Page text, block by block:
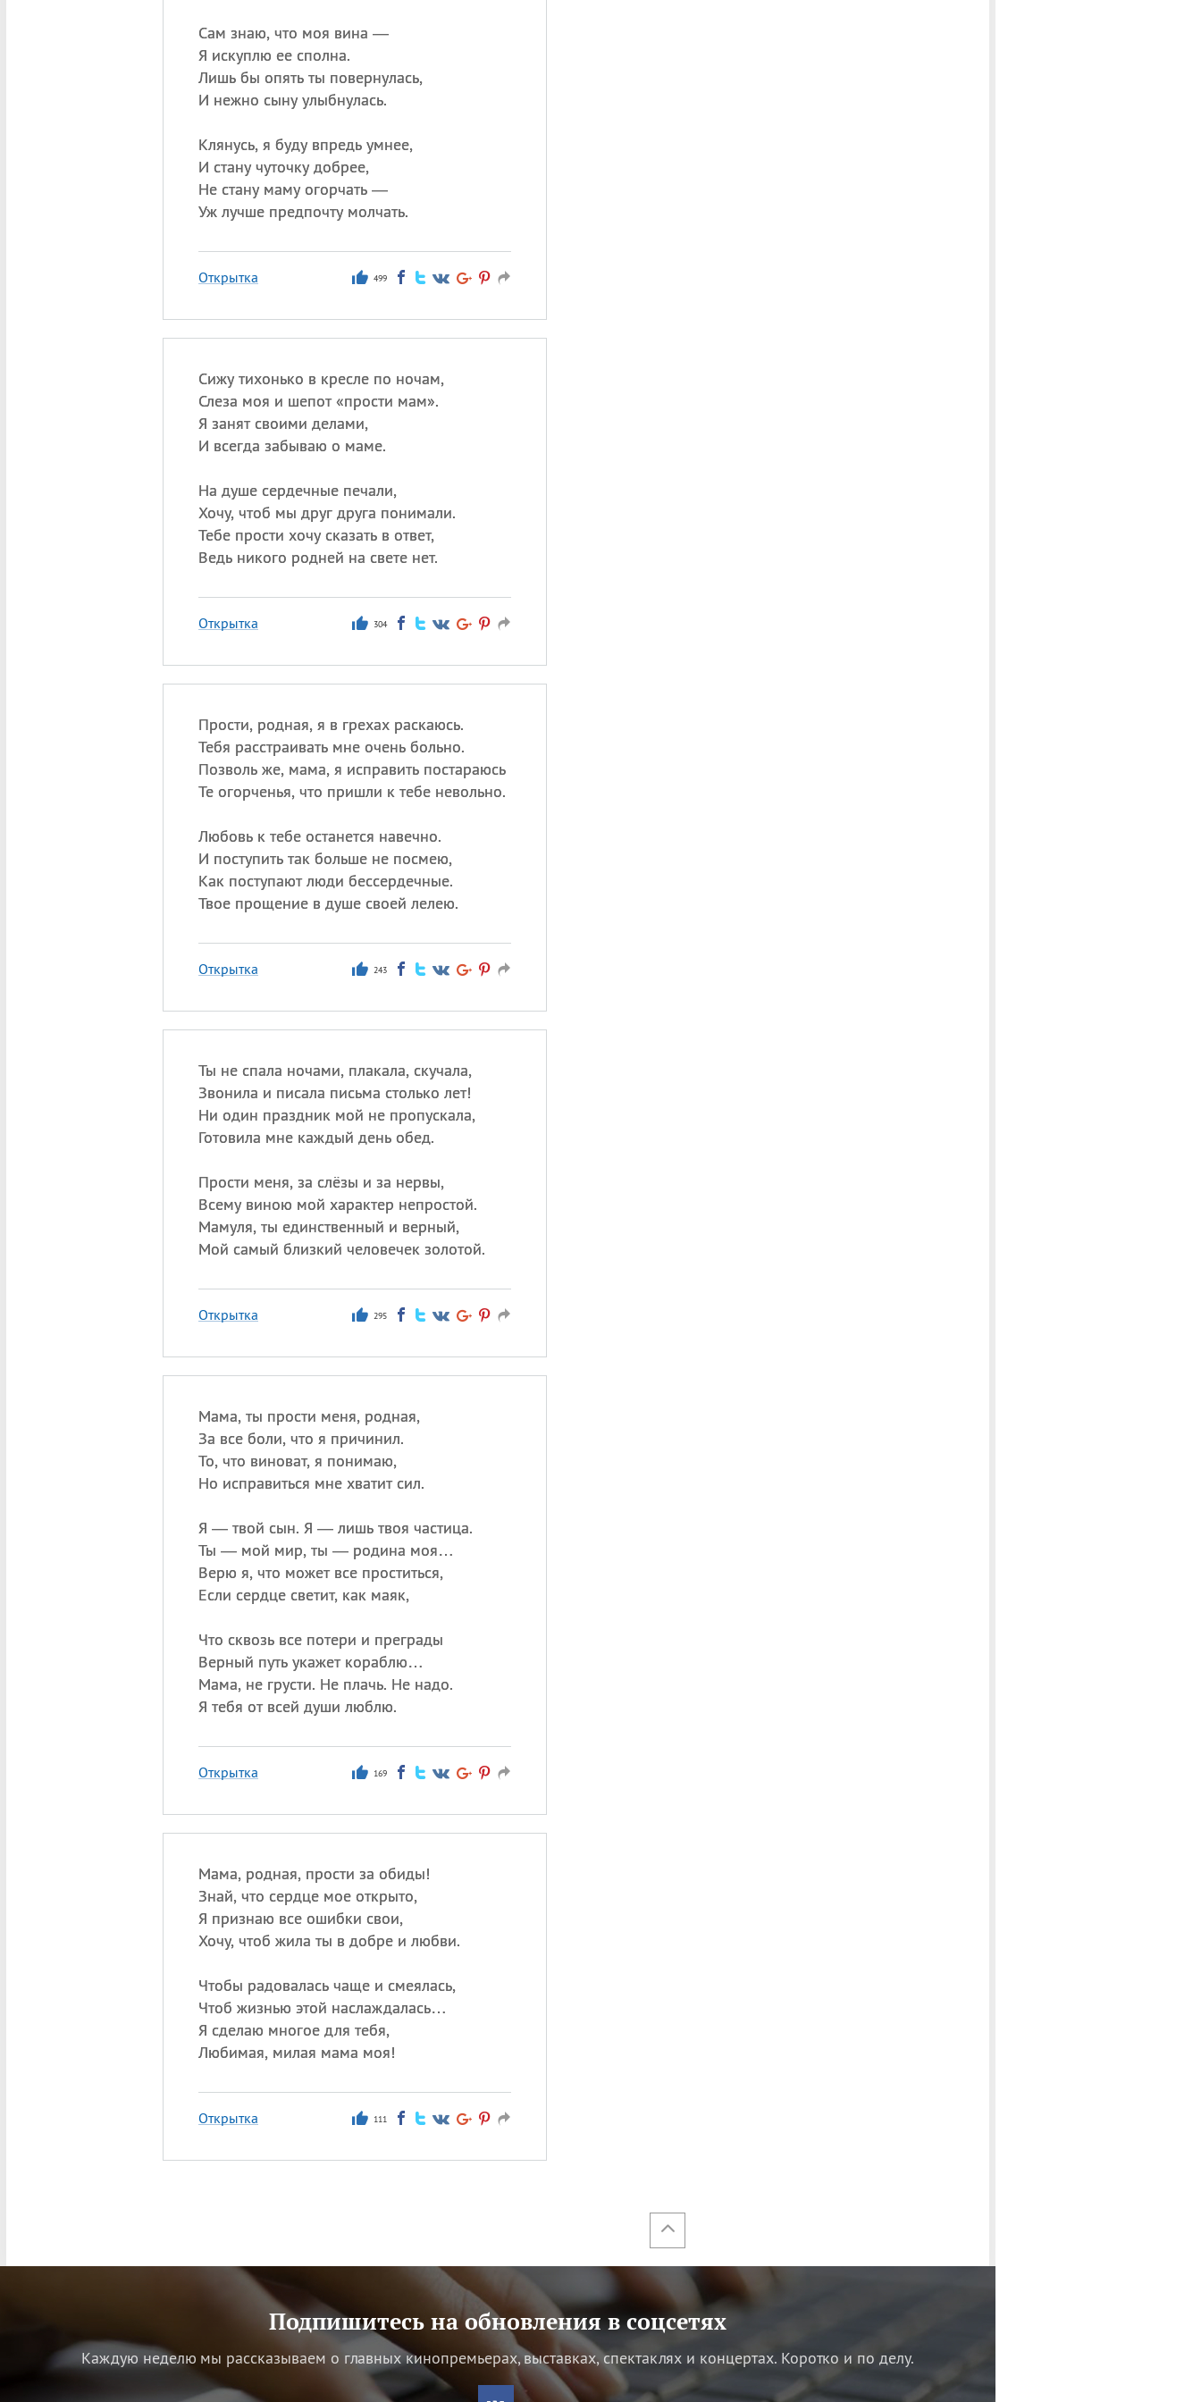
Сам знаю, что моя вина —
Я искуплю ее сполна.
Лишь бы опять ты повернулась,
И нежно сыну улыбнулась.
Клянусь, я буду впредь умнее,
И стану чуточку добрее,
Не стану маму огорчать —
Уж лучше предпочту молчать.
Открытка 499
Сижу тихонько в кресле по ночам,
Слеза моя и шепот «прости мам».
Я занят своими делами,
И всегда забываю о маме.
На душе сердечные печали,
Хочу, чтоб мы друг друга понимали.
Тебе прости хочу сказать в ответ,
Ведь никого родней на свете нет.
Открытка 304
Прости, родная, я в грехах раскаюсь.
Тебя расстраивать мне очень больно.
Позволь же, мама, я исправить постараюсь
Те огорченья, что пришли к тебе невольно.
Любовь к тебе останется навечно.
И поступить так больше не посмею,
Как поступают люди бессердечные.
Твое прощение в душе своей лелею.
Открытка 243
Ты не спала ночами, плакала, скучала,
Звонила и писала письма столько лет!
Ни один праздник мой не пропускала,
Готовила мне каждый день обед.
Прости меня, за слёзы и за нервы,
Всему виною мой характер непростой.
Мамуля, ты единственный и верный,
Мой самый близкий человечек золотой.
Открытка 295
Мама, ты прости меня, родная,
За все боли, что я причинил.
То, что виноват, я понимаю,
Но исправиться мне хватит сил.
Я — твой сын. Я — лишь твоя частица.
Ты — мой мир, ты — родина моя…
Верю я, что может все проститься,
Если сердце светит, как маяк,
Что сквозь все потери и преграды
Верный путь укажет кораблю…
Мама, не грусти. Не плачь. Не надо.
Я тебя от всей души люблю.
Открытка 169
Мама, родная, прости за обиды!
Знай, что сердце мое открыто,
Я признаю все ошибки свои,
Хочу, чтоб жила ты в добре и любви.
Чтобы радовалась чаще и смеялась,
Чтоб жизнью этой наслаждалась…
Я сделаю многое для тебя,
Любимая, милая мама моя!
Открытка 111
Подпишитесь на обновления в соцсетях
Каждую неделю мы рассказываем о главных кинопремьерах, выставках, спектаклях и концертах. Коротко и по делу.